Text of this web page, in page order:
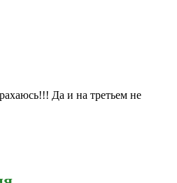
Да и на третьем не